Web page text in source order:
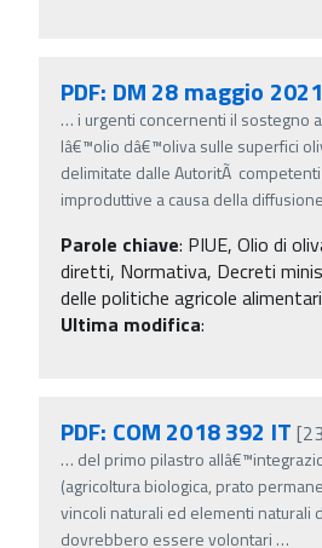
PDF: DM 28 maggio
… i urgenti concernenti il sostegno
lâ€™olio dâ€™oliva sulle superfici
delimitate dalle AutoritÃ
improduttive a causa della
Parole chiave: PIUE, Olio di
diretti, Normativa, Decreti
delle politiche agricole
Ultima modifica:
PDF: COM 2018 392 IT
… del primo pilastro
(agricoltura biologica, prato
vincoli naturali ed elementi naturali
dovrebbero essere volontari …